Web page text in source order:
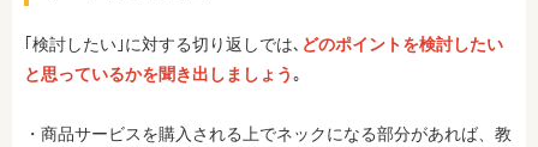
｢検討したい｣に対する切り返しでは､ どのポイントを検討したい
と思っているかを聞き出しましょう｡
・商品サービスを購入される上でネックになる部分があれば、教